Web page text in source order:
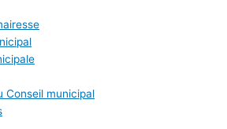
Conseil municipal